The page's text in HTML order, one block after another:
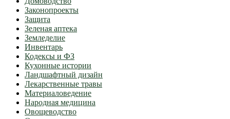
Законопроекты
Защита
Зеленая аптека
Земледелие
Инвентарь
Кодексы и ФЗ
Кухонные истории
Ландшафтный дизайн
Лекарственные травы
Материаловедение
Народная медицина
Овощеводство